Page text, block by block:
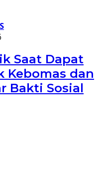
Saat Dapat
Kebomas dan
Bakti Sosial